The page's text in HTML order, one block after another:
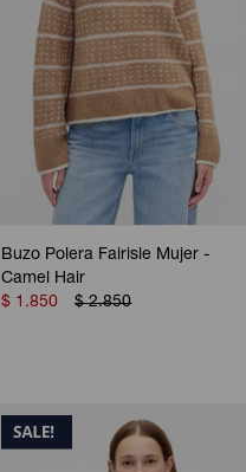
Buzo Polera Fairisle Mujer -
Camel Hair
$ 1.850 $ 2.850